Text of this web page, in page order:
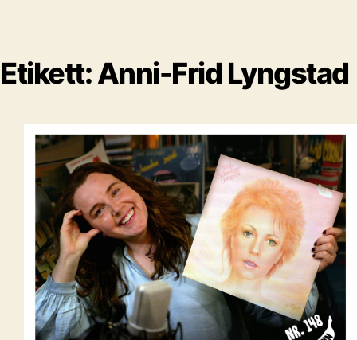
Etikett:Anni-Frid Lyngstad